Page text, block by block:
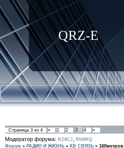
QRZ-E
Страница 3 из 4 « 1 2 3 4 »
Модератор форума: RZ9CJ
RN9RQ
Форум » РАДИО И ЖИЗНЬ » КВ СВЯЗЬ » 160метров